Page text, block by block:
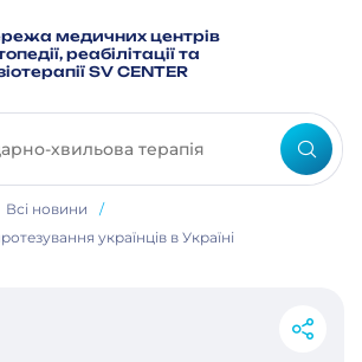
медичних центрів
реабілітації та
SV CENTER
Всі новини
/
українців в Україні